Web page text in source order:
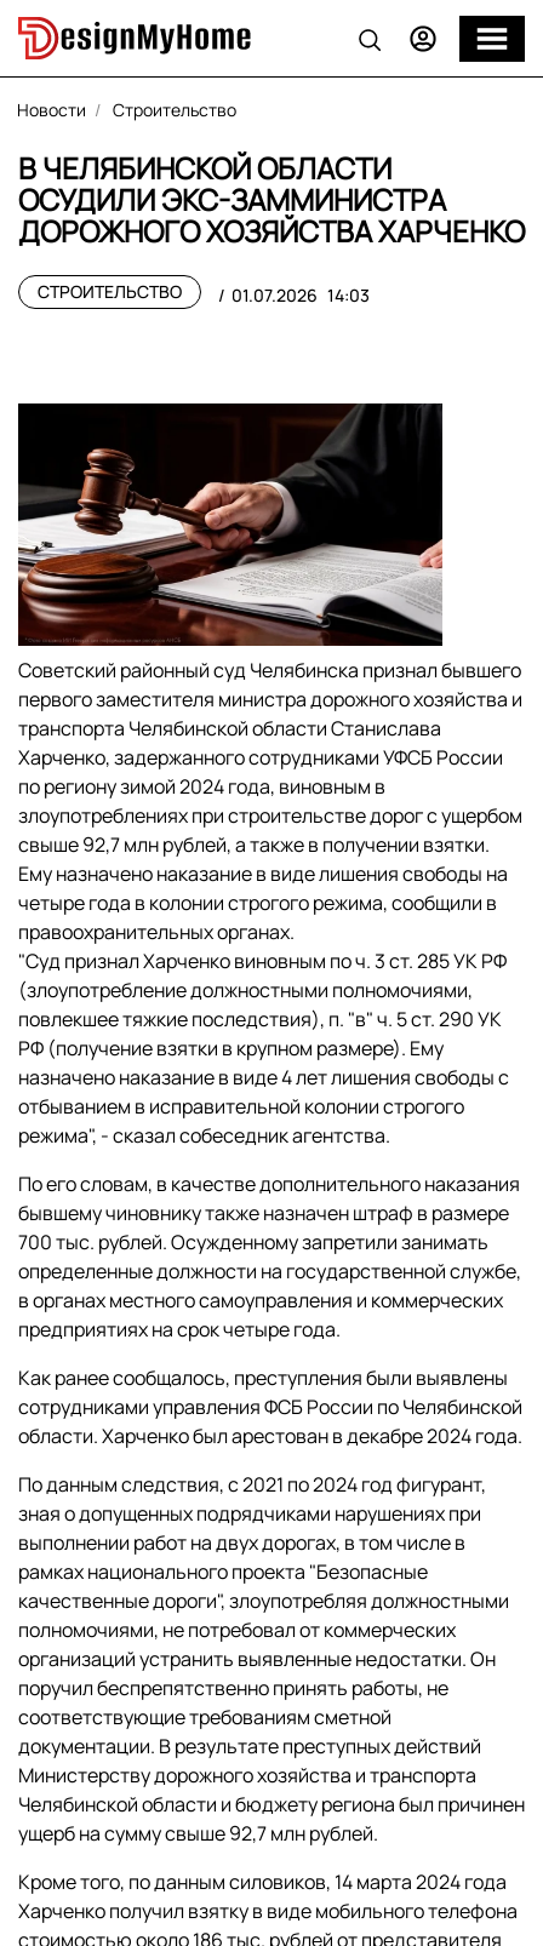
Новости Строительство
В ЧЕЛЯБИНСКОЙ ОБЛАСТИ
ОСУДИЛИ ЭКС-ЗАММИНИСТРА
ДОРОЖНОГО ХОЗЯЙСТВА ХАРЧЕНКО
СТРОИТЕЛЬСТВО 01.07.2026 14:03
Советский районный суд Челябинска признал бывшего
первого заместителя министра дорожного хозяйства и
транспорта Челябинской области Станислава
Харченко, задержанного сотрудниками УФСБ России
по региону зимой 2024 года, виновным в
злоупотреблениях при строительстве дорог с ущербом
свыше 92,7 млн рублей, а также в получении взятки.
Ему назначено наказание в виде лишения свободы на
четыре года в колонии строгого режима, сообщили в
правоохранительных органах.
"Суд признал Харченко виновным по ч. 3 ст. 285 УК РФ
(злоупотребление должностными полномочиями,
повлекшее тяжкие последствия), п. "в" ч. 5 ст. 290 УК
РФ (получение взятки в крупном размере). Ему
назначено наказание в виде 4 лет лишения свободы с
отбыванием в исправительной колонии строгого
режима", - сказал собеседник агентства.
По его словам, в качестве дополнительного наказания
бывшему чиновнику также назначен штраф в размере
700 тыс. рублей. Осужденному запретили занимать
определенные должности на государственной службе,
в органах местного самоуправления и коммерческих
предприятиях на срок четыре года.
Как ранее сообщалось, преступления были выявлены
сотрудниками управления ФСБ России по Челябинской
области. Харченко был арестован в декабре 2024 года.
По данным следствия, с 2021 по 2024 год фигурант,
зная о допущенных подрядчиками нарушениях при
выполнении работ на двух дорогах, в том числе в
рамках национального проекта "Безопасные
качественные дороги", злоупотребляя должностными
полномочиями, не потребовал от коммерческих
организаций устранить выявленные недостатки. Он
поручил беспрепятственно принять работы, не
соответствующие требованиям сметной
документации. В результате преступных действий
Министерству дорожного хозяйства и транспорта
Челябинской области и бюджету региона был причинен
ущерб на сумму свыше 92,7 млн рублей.
Кроме того, по данным силовиков, 14 марта 2024 года
Харченко получил взятку в виде мобильного телефона
стоимостью около 186 тыс. рублей от представителя